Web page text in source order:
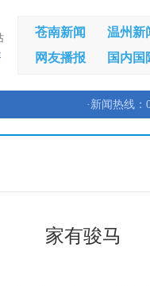
苍南新闻 温州新
网友播报
国内国
·新闻热线：
家有骏马